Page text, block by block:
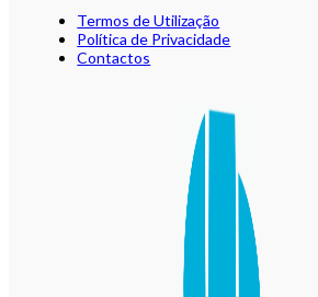
Termos de Utilização
Política de Privacidade
Contactos